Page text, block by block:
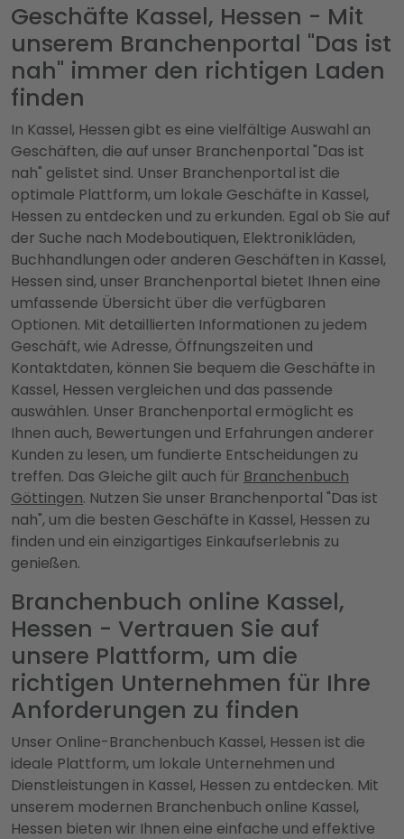
Geschäfte Kassel, Hessen - Mit
unserem Branchenportal "Das ist
nah" immer den richtigen Laden
finden
In Kassel, Hessen gibt es eine vielfältige Auswahl an
Geschäften, die auf unser Branchenportal "Das ist
nah" gelistet sind. Unser Branchenportal ist die
optimale Plattform, um lokale Geschäfte in Kassel,
Hessen zu entdecken und zu erkunden. Egal ob Sie auf
der Suche nach Modeboutiquen, Elektronikläden,
Buchhandlungen oder anderen Geschäften in Kassel,
Hessen sind, unser Branchenportal bietet Ihnen eine
umfassende Übersicht über die verfügbaren
Optionen. Mit detaillierten Informationen zu jedem
Geschäft, wie Adresse, Öffnungszeiten und
Kontaktdaten, können Sie bequem die Geschäfte in
Kassel, Hessen vergleichen und das passende
auswählen. Unser Branchenportal ermöglicht es
Ihnen auch, Bewertungen und Erfahrungen anderer
Kunden zu lesen, um fundierte Entscheidungen zu
treffen. Das Gleiche gilt auch für Branchenbuch
Göttingen. Nutzen Sie unser Branchenportal "Das ist
nah", um die besten Geschäfte in Kassel, Hessen zu
finden und ein einzigartiges Einkaufserlebnis zu
genießen.
Branchenbuch online Kassel,
Hessen - Vertrauen Sie auf
unsere Plattform, um die
richtigen Unternehmen für Ihre
Anforderungen zu finden
Unser Online-Branchenbuch Kassel, Hessen ist die
ideale Plattform, um lokale Unternehmen und
Dienstleistungen in Kassel, Hessen zu entdecken. Mit
unserem modernen Branchenbuch online Kassel,
Hessen bieten wir Ihnen eine einfache und effektive